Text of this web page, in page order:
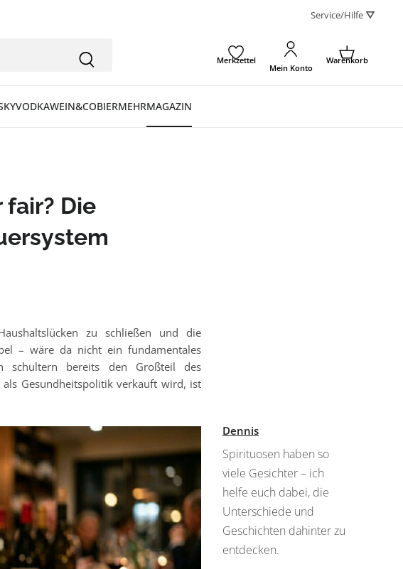
Service/Hilfe ⛛
Merkzettel
Mein Konto
Warenkorb
VODKAWEIN&COBIERMEHRMAGAZIN
Die
zu schließen und die
– wäre da nicht ein fundamentales
schultern bereits den Großteil des
Gesundheitspolitik verkauft wird, ist
Dennis
Spirituosen haben so
viele Gesichter – ich
helfe euch dabei, die
Unterschiede und
Geschichten dahinter zu
entdecken.